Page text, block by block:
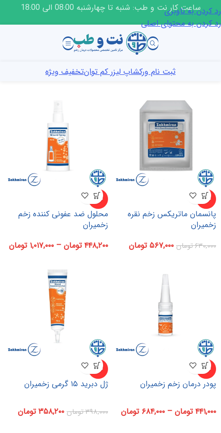
رد کردن به ناوبری
رد کردن به محتوای اصلی
ساعت کار نت و طب: شنبه تا چهارشنبه 08:00 الی 18:00
ثبت نام ورکشاپ لیزر کم توانتخفیف ویژه
-۱۰%
پانسمان ماتریکس زخم نقره
زخمیران
۶۳۰,۰۰۰تومان ۵۶۷,۰۰۰ تومان
-۱۰%
محلول ضد عفونی کننده زخم
زخمیران
۴۴۸,۲۰۰ تومان – ۱,۰۱۷,۰۰۰ تومان
-۱۰%
پودر درمان زخم زخمیران
۴۴۱,۰۰۰ تومان – ۶۸۴,۰۰۰ تومان
-۱۰%
ژل دبرید ۱۵ گرمی زخمیران
۳۹۸,۰۰۰تومان ۳۵۸,۲۰۰ تومان